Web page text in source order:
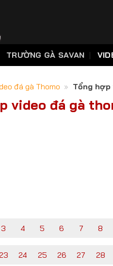
TRƯỜNG GÀ SAVAN
đá gà Thomo » Tổng
video đá gà
3 4 5 6 7 8
24 25 26 27 28